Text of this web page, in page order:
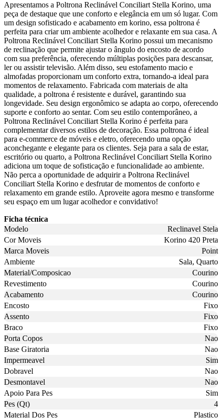
Apresentamos a Poltrona Reclinável Conciliart Stella Korino, uma
peça de destaque que une conforto e elegância em um só lugar. Com
um design sofisticado e acabamento em korino, essa poltrona é
perfeita para criar um ambiente acolhedor e relaxante em sua casa. A
Poltrona Reclinável Conciliart Stella Korino possui um mecanismo
de reclinação que permite ajustar o ângulo do encosto de acordo
com sua preferência, oferecendo múltiplas posições para descansar,
ler ou assistir televisão. Além disso, seu estofamento macio e
almofadas proporcionam um conforto extra, tornando-a ideal para
momentos de relaxamento. Fabricada com materiais de alta
qualidade, a poltrona é resistente e durável, garantindo sua
longevidade. Seu design ergonômico se adapta ao corpo, oferecendo
suporte e conforto ao sentar. Com seu estilo contemporâneo, a
Poltrona Reclinável Conciliart Stella Korino é perfeita para
complementar diversos estilos de decoração. Essa poltrona é ideal
para e-commerce de móveis e eletro, oferecendo uma opção
aconchegante e elegante para os clientes. Seja para a sala de estar,
escritório ou quarto, a Poltrona Reclinável Conciliart Stella Korino
adiciona um toque de sofisticação e funcionalidade ao ambiente.
Não perca a oportunidade de adquirir a Poltrona Reclinável
Conciliart Stella Korino e desfrutar de momentos de conforto e
relaxamento em grande estilo. Aproveite agora mesmo e transforme
seu espaço em um lugar acolhedor e convidativo!
Ficha técnica
Modelo
Reclinavel Stela
Cor Moveis
Korino 420 Preta
Marca Moveis
Point
Ambiente
Sala, Quarto
Material/Composicao
Courino
Revestimento
Courino
Acabamento
Courino
Encosto
Fixo
Assento
Fixo
Braco
Fixo
Porta Copos
Nao
Base Giratoria
Nao
Impermeavel
Sim
Dobravel
Nao
Desmontavel
Nao
Apoio Para Pes
Sim
Pes (Qt)
4
Material Dos Pes
Plastico